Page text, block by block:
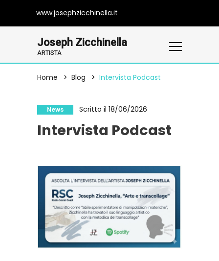
www.josephzicchinella.it
Joseph Zicchinella
ARTISTA
Home Blog Intervista Podcast
News Scritto il 18/06/2026
Intervista Podcast